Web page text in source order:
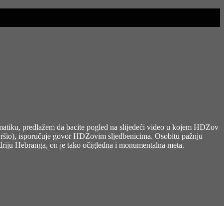
predlažem da bacite pogled na slijedeći video u kojem HDZov
isporučuje govor HDZovim sljedbenicima. Osobitu pažnju
Hebranga, on je tako očigledna i monumentalna meta.